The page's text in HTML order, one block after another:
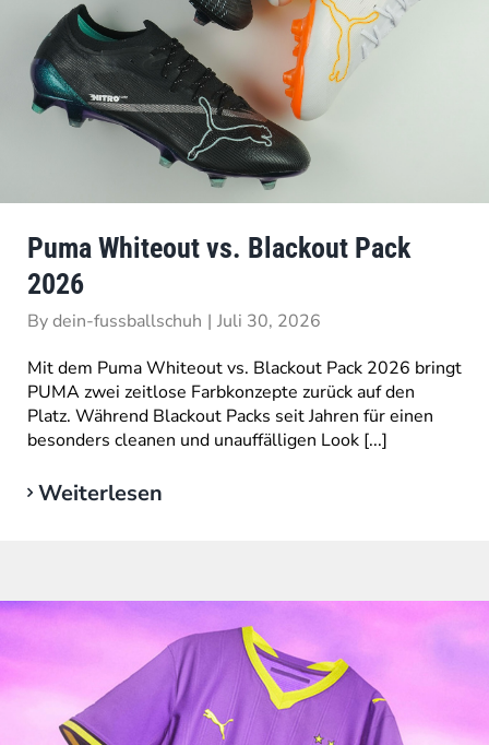
Puma Whiteout vs. Blackout Pack
2026
Bydein-fussballschuh | Juli 30, 2026
Mit dem Puma Whiteout vs. Blackout Pack 2026 bringt
PUMA zwei zeitlose Farbkonzepte zurück auf den
Platz. Während Blackout Packs seit Jahren für einen
besonders cleanen und unauffälligen Look [...]
Weiterlesen